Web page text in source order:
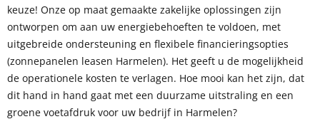
keuze! Onze op maat gemaakte zakelijke oplossingen zijn
ontworpen om aan uw energiebehoeften te voldoen, met
uitgebreide ondersteuning en flexibele financieringsopties
(zonnepanelen leasen Harmelen). Het geeft u de mogelijkheid
de operationele kosten te verlagen. Hoe mooi kan het zijn, dat
dit hand in hand gaat met een duurzame uitstraling en een
groene voetafdruk voor uw bedrijf in Harmelen?